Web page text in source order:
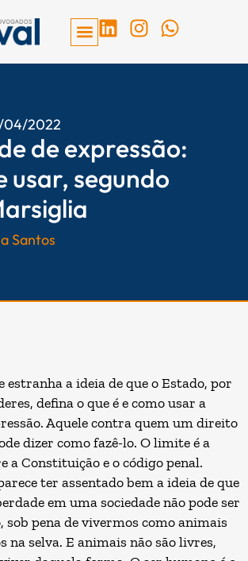
L
n
i
I
s
r
a
m
W
a
p
p
04/2022
de expressão:
usar, segundo
Santos
estranha a ideia de que o Estado, por
defina o que é e como usar a
Aquele contra quem um direito
dizer como fazê-lo. O limite é a
a Constituição e o código penal.
ter assentado bem a ideia de que
em uma sociedade não pode ser
pena de vivermos como animais
na selva. E animais não são livres,